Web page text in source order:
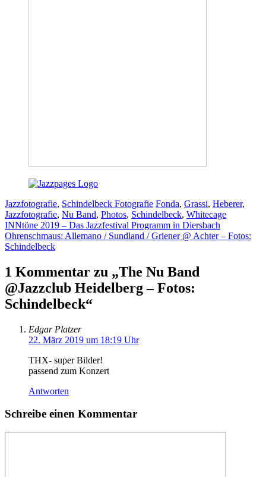
Kategorien
Jazzfotografie, Schindelbeck Fotografie Schlagwörter
Fonda, Grassi, Heberer,
Jazzfotografie, Nu Band, Photos, Schindelbeck, Whitecage
INNtöne 2019 – Das Jazzfestival Programm in Diersbach
Ohrenschmaus: Allemano / Sundland / Griener @ Achter – Fotos:
Schindelbeck
1 Kommentar zu „The Nu Band
@Jazzclub Heidelberg – Fotos:
Schindelbeck“
Edgar Platzer
22. März 2019 um 18:19 Uhr
THX- super Bilder!
passend zum Konzert
Antworten
Schreibe einen Kommentar